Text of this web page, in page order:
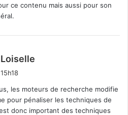
ce contenu mais aussi pour son
:
les moteurs de recherche modifie
pour pénaliser les techniques de
donc important des techniques